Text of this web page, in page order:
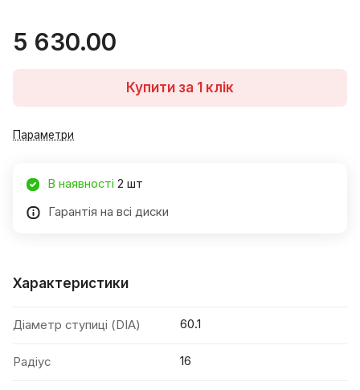
5 630.00
Купити за 1 клiк
Параметри
В наявності 2 шт
Гарантія на всі диски
Характеристики
Діаметр ступиці (DIA) 60.1
Радіус 16